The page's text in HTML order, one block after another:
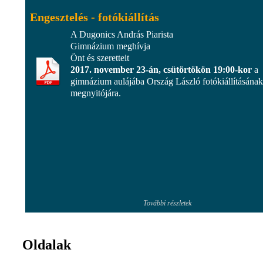
Engesztelés - fotókiállítás
A Dugonics András Piarista
Gimnázium meghívja
Önt és szeretteit
2017. november 23-án, csütörtökön 19:00-kor a
gimnázium aulájába Ország László fotókiállításának
megnyitójára.
További részletek
Oldalak